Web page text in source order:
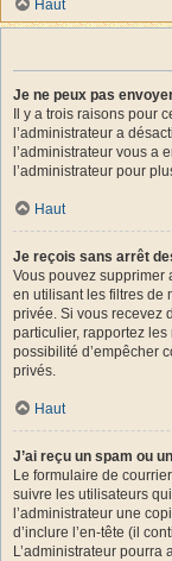
Haut
Je ne peux pas
Il y a trois raisons pour
l’administrateur a
l’administrateur vous a
l’administrateur pour
Haut
Je reçois sans arrêt
Vous pouvez supprimer
en utilisant les filtres de
privée. Si vous recevez
particulier, rapportez
possibilité d’empêcher
privés.
Haut
J’ai reçu un spam ou
Le formulaire de
suivre les utilisateurs
l’administrateur une
d’inclure l’en-tête (il
L’administrateur